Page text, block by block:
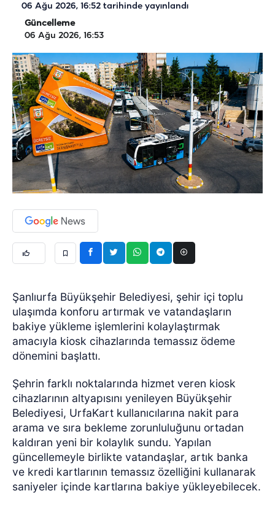
06 Ağu 2026, 16:52 tarihinde yayınlandı
Güncelleme
06 Ağu 2026, 16:53
Şanlıurfa Büyükşehir Belediyesi, şehir içi toplu
ulaşımda konforu artırmak ve vatandaşların
bakiye yükleme işlemlerini kolaylaştırmak
amacıyla kiosk cihazlarında temassız ödeme
dönemini başlattı.
Şehrin farklı noktalarında hizmet veren kiosk
cihazlarının altyapısını yenileyen Büyükşehir
Belediyesi, UrfaKart kullanıcılarına nakit para
arama ve sıra bekleme zorunluluğunu ortadan
kaldıran yeni bir kolaylık sundu. Yapılan
güncellemeyle birlikte vatandaşlar, artık banka
ve kredi kartlarının temassız özelliğini kullanarak
saniyeler içinde kartlarına bakiye yükleyebilecek.